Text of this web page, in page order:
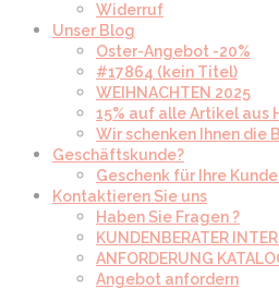
Widerruf
Unser Blog
Oster-Angebot -20%
#17864 (kein Titel)
WEIHNACHTEN 2025
15% auf alle Artikel aus
Wir schenken Ihnen die
Geschäftskunde?
Geschenk für Ihre
Kontaktieren Sie uns
Haben Sie Fragen ?
KUNDENBERATER
ANFORDERUNG
Angebot anfordern